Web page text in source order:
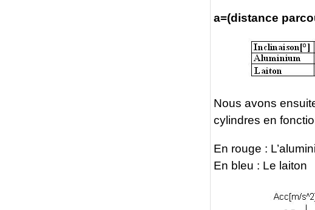
a=(distance
Nous avons
cylindres en
En rouge :
En bleu : Le laiton